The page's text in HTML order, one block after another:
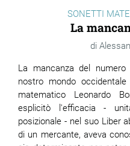
SONETTI
La
La mancanza del
nostro mondo
matematico Leonardo
esplicitò l'efficacia -
posizionale - nel suo Liber
di un mercante, aveva